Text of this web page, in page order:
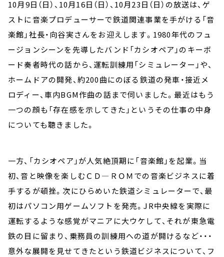
10月9日（日）、10月16日（日）、10月23日（日）の放送は、ゲ
ストに音楽プロデューサーで鉄道関連事業を手がける「音
楽館」社長・向谷実さんをお迎えします。1980年代のフュ
ージョンシーンを先導したバンド「カシオペア」のキーボ
ード奏者時代の話から、運転訓練用「シミュレーター」や、
ホームドアの開発、約200曲にのぼる鉄道の発車・接近メ
ロディー、車内BGM作曲の話まで伺いました。最近はもう
一つの顔も「存在感を示してきた」というその仕事の中身
についても聴きました。
一方、「カシオペア」が人気絶頂期に「音楽館」を起業。当
初、音と映像を楽しむＣＤ―ＲＯＭでの音楽ビジネスに着
手するが頓挫。次にひらめいた鉄道シミュレーターで、最
初はパソコン用ゲームソフトを発売。JR中央線を実際に
運転するような感覚がマニアに大ウケして、それが東急電
鉄の目に留まり、乗務員の訓練用への道が開けるなど・・・
意外な展開を見せてきたという鉄道ビジネスについて、フ